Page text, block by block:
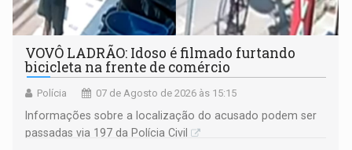
VOVÔ LADRÃO: Idoso é filmado furtando
bicicleta na frente de comércio
Polícia 07 de Agosto de 2026 às 15:15
Informações sobre a localização do acusado podem ser
passadas via 197 da Polícia Civil